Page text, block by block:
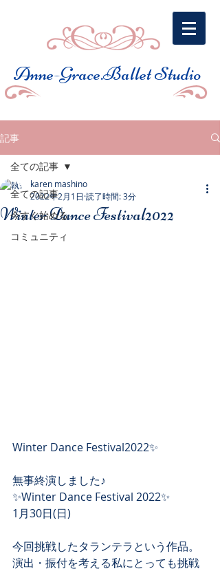
​Anne-Grace.Ballet Studio
記事
全ての記事
今すぐ始める
コミュニティ
全ての記事
Winter Dance Festival2022
karen mashino
2022年2月1日 読了時間: 3分
Winter Dance Festival2022✨
無事終演しました♪
✨Winter Dance Festival 2022✨
1月30日(日)
今回挑戦したタランテラという作品。
演出・振付を考える私にとっても挑戦